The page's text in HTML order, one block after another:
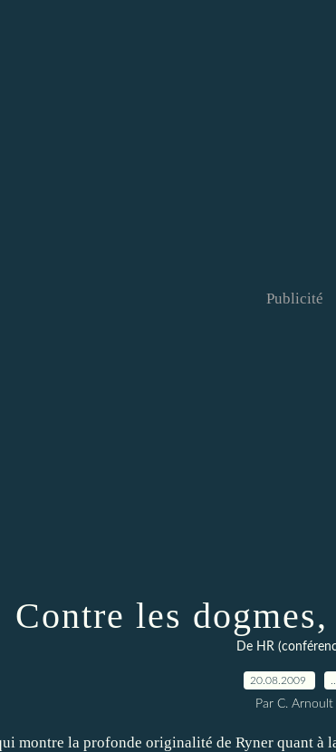
Publicité
Contre les
De HR
20.08.2009
Par C. Arnoult
montre la profonde originalité de Ryner quant à